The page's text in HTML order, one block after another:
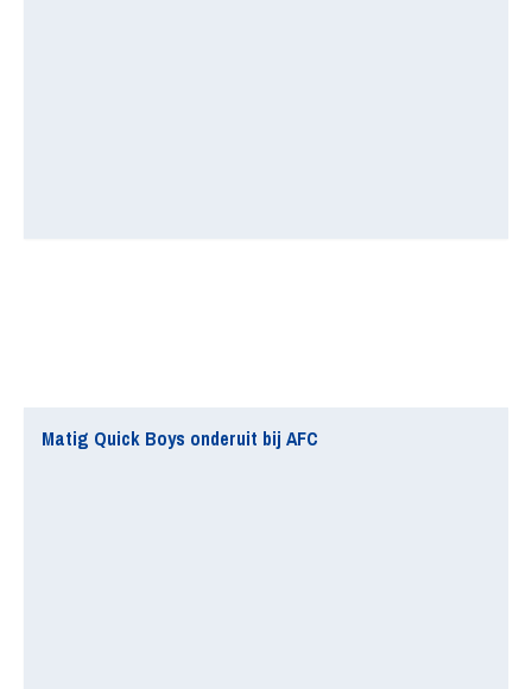
Matig Quick Boys onderuit bij AFC